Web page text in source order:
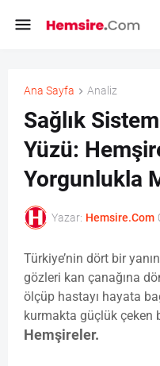
Ana Sayfa Analiz
Sağlık
Yüzü:
Yorgunlukla
Yazar: Hemsire.Com
Türkiye’nin dört bir
gözleri kan çanağına
ölçüp hastayı hayata
kurmakta güçlük çeken
Hemşireler.